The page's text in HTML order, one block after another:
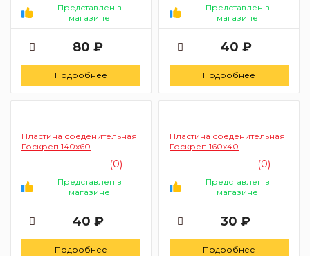
Представлен в
магазине
80 ₽
Подробнее
Представлен в
магазине
40 ₽
Подробнее
Пластина соеденительная
Госкреп 140x60
(0)
Представлен в
магазине
40 ₽
Подробнее
Пластина соеденительная
Госкреп 160x40
(0)
Представлен в
магазине
30 ₽
Подробнее